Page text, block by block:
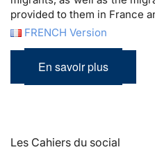
provided to them in France
FRENCH Version
En savoir plus
Les Cahiers du social